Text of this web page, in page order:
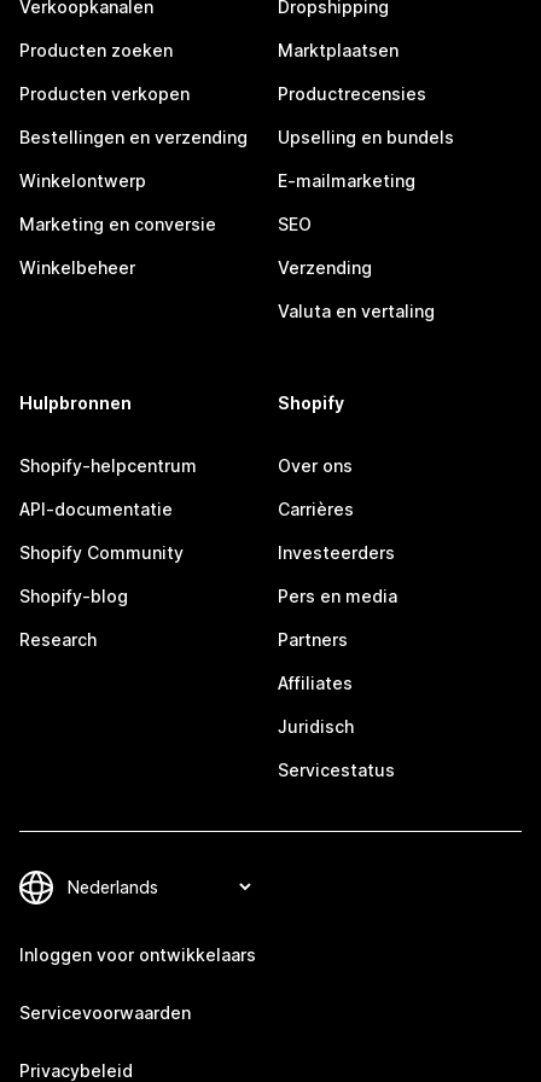
Verkoopkanalen
Producten zoeken
Producten verkopen
Bestellingen en verzending
Winkelontwerp
Marketing en conversie
Winkelbeheer
Dropshipping
Marktplaatsen
Productrecensies
Upselling en bundels
E-mailmarketing
SEO
Verzending
Valuta en vertaling
Hulpbronnen
Shopify-helpcentrum
API-documentatie
Shopify Community
Shopify-blog
Research
Shopify
Over ons
Carrières
Investeerders
Pers en media
Partners
Affiliates
Juridisch
Servicestatus
Inloggen voor ontwikkelaars
Servicevoorwaarden
Privacybeleid